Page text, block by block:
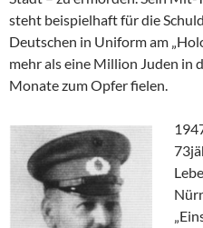
steht beispielhaft für die
Deutschen in Uniform am
mehr als eine Million Juden in
Monate zum Opfer fielen.